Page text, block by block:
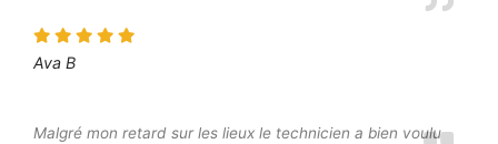
Ava B
Malgré mon retard sur les lieux le technicien a bien voulu